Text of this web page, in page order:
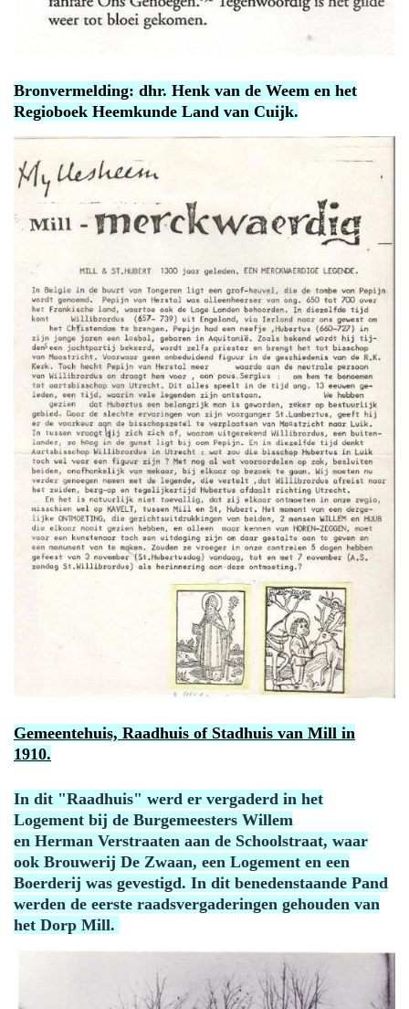
Bronvermelding: dhr. Henk van de Weem en het
Regioboek Heemkunde Land van Cuijk.
Gemeentehuis, Raadhuis of Stadhuis van Mill in
1910.
In dit "Raadhuis" werd er vergaderd in het
Logement bij de Burgemeesters Willem
en Herman Verstraaten aan de Schoolstraat, waar
ook Brouwerij De Zwaan, een Logement en een
Boerderij was gevestigd. In dit benedenstaande Pand
werden de eerste raadsvergaderingen gehouden van
het Dorp Mill.